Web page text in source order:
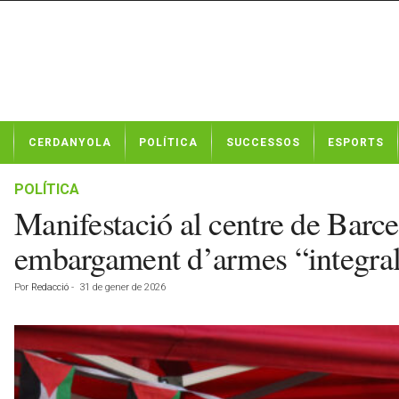
t
CERDANYOLA POLÍTICA SUCCESSOS ESPORTS
POLÍTICA
Manifestació al centre de
embargament d’armes
Por Redacció - 31 de gener de 2026